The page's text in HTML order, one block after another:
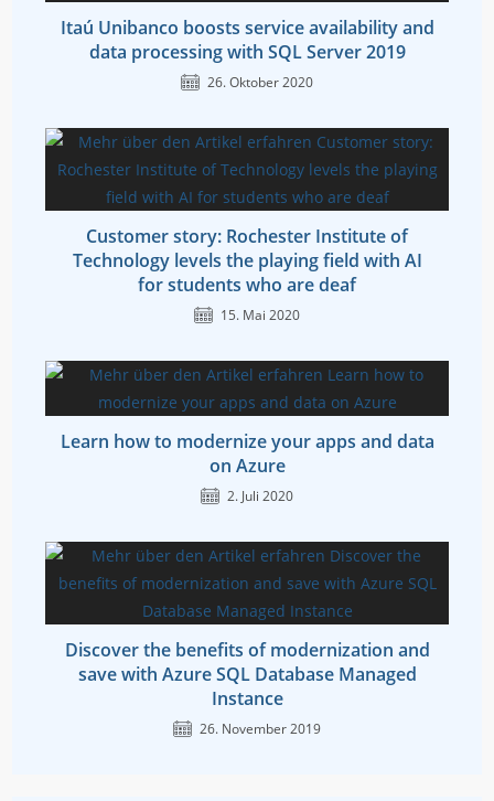
Itaú Unibanco boosts service availability and
data processing with SQL Server 2019
26. Oktober 2020
Customer story: Rochester Institute of
Technology levels the playing field with AI
for students who are deaf
15. Mai 2020
Learn how to modernize your apps and data
on Azure
2. Juli 2020
Discover the benefits of modernization and
save with Azure SQL Database Managed
Instance
26. November 2019